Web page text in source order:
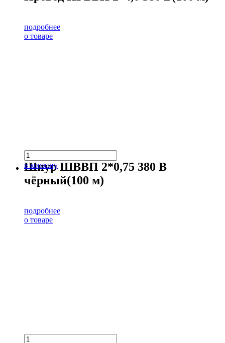
подробнее
о товаре
в корзину
Шнур ШВВП 2*0,75 380 В
чёрный(100 м)
подробнее
о товаре